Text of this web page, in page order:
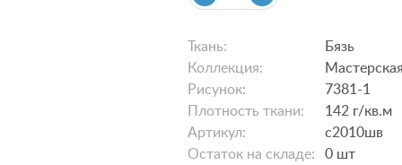
Ткань:
Бязь
Коллекция:
Рисунок:
7381-1
Плотность ткани:
142 г/кв.м
Артикул:
с2010шв
Остаток на складе: 0 шт